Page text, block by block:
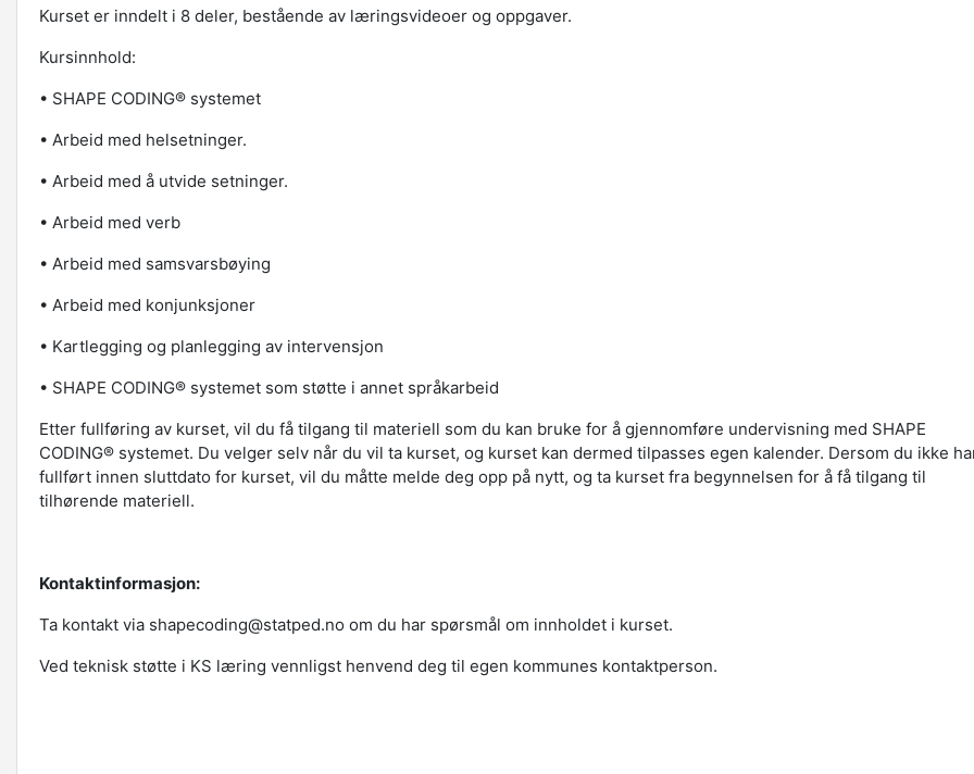
Kurset er inndelt i 8 deler, bestående av læringsvideoer og oppgaver.
Kursinnhold:
• SHAPE CODING® systemet
• Arbeid med helsetninger.
• Arbeid med å utvide setninger.
• Arbeid med verb
• Arbeid med samsvarsbøying
• Arbeid med konjunksjoner
• Kartlegging og planlegging av intervensjon
• SHAPE CODING® systemet som støtte i annet språkarbeid
Etter fullføring av kurset, vil du få tilgang til materiell som du kan bruke for å gjennomføre undervisning med SHAPE
CODING® systemet. Du velger selv når du vil ta kurset, og kurset kan dermed tilpasses egen kalender. Dersom du ikke
fullført innen sluttdato for kurset, vil du måtte melde deg opp på nytt, og ta kurset fra begynnelsen for å få tilgang til
tilhørende materiell.
Kontaktinformasjon:
Ta kontakt via shapecoding@statped.no om du har spørsmål om innholdet i kurset.
Ved teknisk støtte i KS læring vennligst henvend deg til egen kommunes kontaktperson.